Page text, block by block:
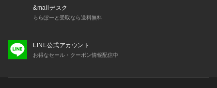
&mallデスク
ららぽーと受取なら送料無料
LINE公式アカウント
お得なセール・クーポン情報配信中